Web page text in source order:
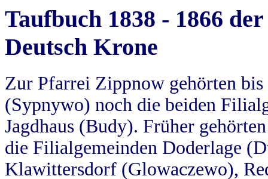
Taufbuch 1838 - 1866
Deutsch Krone
Zur Pfarrei Zippnow gehörten
(Sypnywo) noch die beiden
Jagdhaus (Budy). Früher
die Filialgemeinden Doderlage
Klawittersdorf (Glowaczewo),